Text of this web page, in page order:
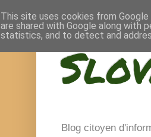
Blog citoyen
This site uses cookies from
are shared with Google along with
statistics, and to detect and